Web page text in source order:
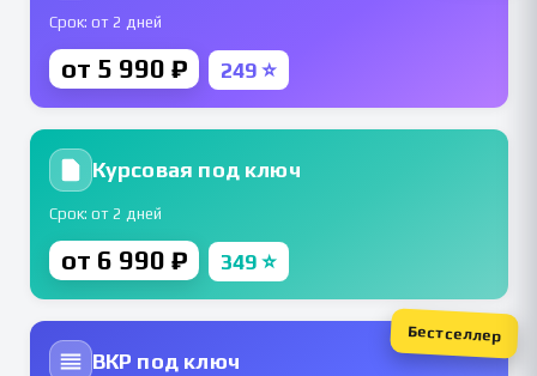
Срок: от 2 дней
от 5 990 ₽ 249 ⭐
Курсовая под ключ
Срок: от 2 дней
от 6 990 ₽ 349 ⭐
ВКР под ключ
Бестселлер